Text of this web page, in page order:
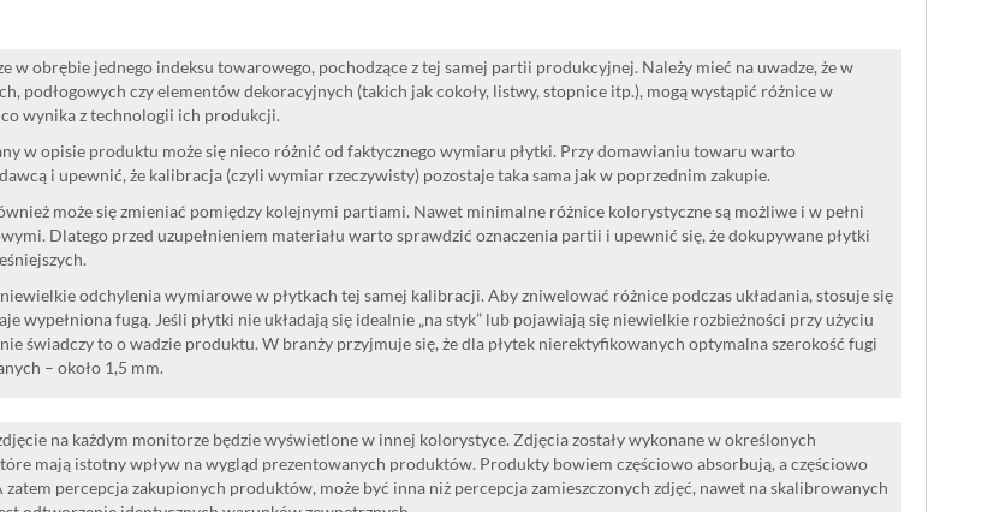
w obrębie jednego indeksu towarowego, pochodzące z tej samej partii produkcyjnej. Należy mieć na uwadze, że w
podłogowych czy elementów dekoracyjnych (takich jak cokoły, listwy, stopnice itp.), mogą wystąpić różnice w
wynika z technologii ich produkcji.
w opisie produktu może się nieco różnić od faktycznego wymiaru płytki. Przy domawianiu towaru warto
i upewnić, że kalibracja (czyli wymiar rzeczywisty) pozostaje taka sama jak w poprzednim zakupie.
może się zmieniać pomiędzy kolejnymi partiami. Nawet minimalne różnice kolorystyczne są możliwe i w pełni
Dlatego przed uzupełnieniem materiału warto sprawdzić oznaczenia partii i upewnić się, że dokupywane płytki
odchylenia wymiarowe w płytkach tej samej kalibracji. Aby zniwelować różnice podczas układania, stosuje się
wypełniona fugą. Jeśli płytki nie układają się idealnie „na styk” lub pojawiają się niewielkie rozbieżności przy użyciu
świadczy to o wadzie produktu. W branży przyjmuje się, że dla płytek nierektyfikowanych optymalna szerokość fugi
– około 1,5 mm.
na każdym monitorze będzie wyświetlone w innej kolorystyce. Zdjęcia zostały wykonane w określonych
mają istotny wpływ na wygląd prezentowanych produktów. Produkty bowiem częściowo absorbują, a częściowo
percepcja zakupionych produktów, może być inna niż percepcja zamieszczonych zdjęć, nawet na skalibrowanych